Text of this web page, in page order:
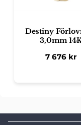
Destiny
3,0mm
7 676 kr